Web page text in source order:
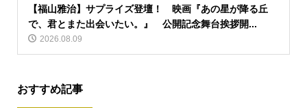
【福山雅治】サプライズ登壇！ 映画『あの星が降る丘
で、君とまた出会いたい。』 公開記念舞台挨拶開...
2026.08.09
おすすめ記事